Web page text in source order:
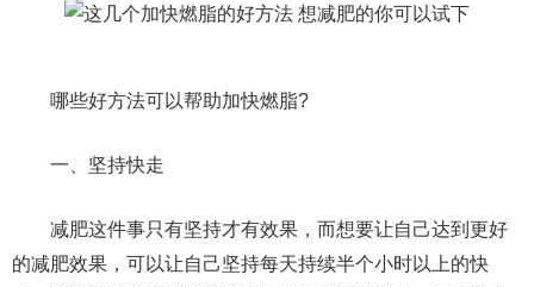
哪些好方法可以帮助加快燃脂?
一、坚持快走
减肥这件事只有坚持才有效果，而想要让自己达到更好
的减肥效果，可以让自己坚持每天持续半个小时以上的快